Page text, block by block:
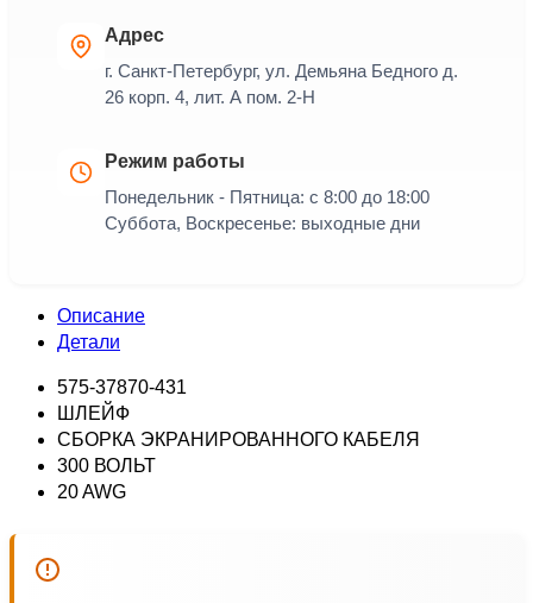
Адрес
г. Санкт-Петербург, ул. Демьяна Бедного д.
26 корп. 4, лит. А пом. 2-Н
Режим работы
Понедельник - Пятница: с 8:00 до 18:00
Суббота, Воскресенье: выходные дни
Описание
Детали
575-37870-431
ШЛЕЙФ
СБОРКА ЭКРАНИРОВАННОГО КАБЕЛЯ
300 ВОЛЬТ
20 AWG